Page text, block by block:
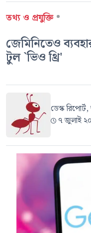
তথ্য ও প্রযুক্তি •
জেমিনিতেও
টুল `ভিও থ্রি'
ডেস্ক
৭ জুলাই